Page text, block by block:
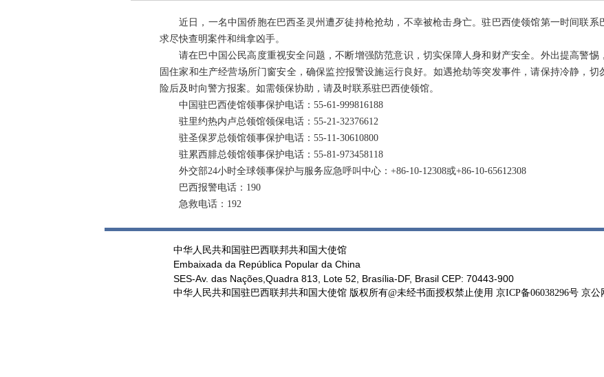
近日，一名中国侨胞在巴西圣灵州遭歹徒持枪抢劫，不幸被枪击身亡。驻巴西使领馆第一时间联
求尽快查明案件和缉拿凶手。
请在巴中国公民高度重视安全问题，不断增强防范意识，切实保障人身和财产安全。外出提高警惕
固住家和生产经营场所门窗安全，确保监控报警设施运行良好。如遇抢劫等突发事件，请保持冷静，
险后及时向警方报案。如需领保协助，请及时联系驻巴西使领馆。
中国驻巴西使馆领事保护电话：55-61-999816188
驻里约热内卢总领馆领保电话：55-21-32376612
驻圣保罗总领馆领事保护电话：55-11-30610800
驻累西腓总领馆领事保护电话：55-81-973458118
外交部24小时全球领事保护与服务应急呼叫中心：+86-10-12308或+86-10-65612308
巴西报警电话：190
急救电话：192
中华人民共和国驻巴西联邦共和国大使馆
Embaixada da República Popular da China
SES-Av. das Nações,Quadra 813, Lote 52, Brasília-DF, Brasil CEP: 70443-900
中华人民共和国驻巴西联邦共和国大使馆 版权所有@未经书面授权禁止使用 京ICP备06038296号 京公